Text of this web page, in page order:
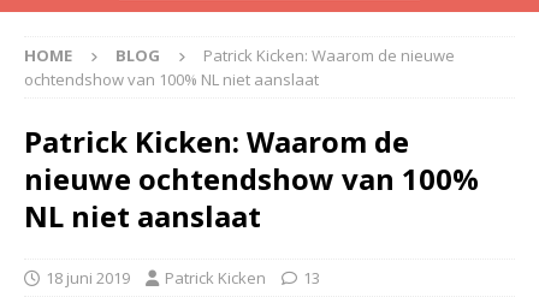
HOME BLOG
Patrick Kicken: Waarom de nieuwe
ochtendshow van 100% NL niet aanslaat
Patrick Kicken: Waarom de
nieuwe ochtendshow van 100%
NL niet aanslaat
18 juni 2019 Patrick Kicken 13